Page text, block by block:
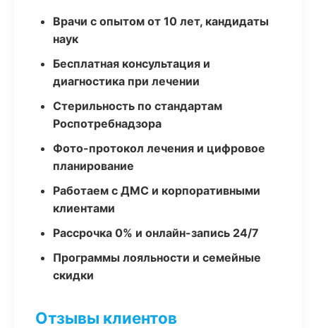
Врачи с опытом от 10 лет, кандидаты
наук
Бесплатная консультация и
диагностика при лечении
Стерильность по стандартам
Роспотребнадзора
Фото-протокол лечения и цифровое
планирование
Работаем с ДМС и корпоративными
клиентами
Рассрочка 0% и онлайн-запись 24/7
Программы лояльности и семейные
скидки
Отзывы клиентов